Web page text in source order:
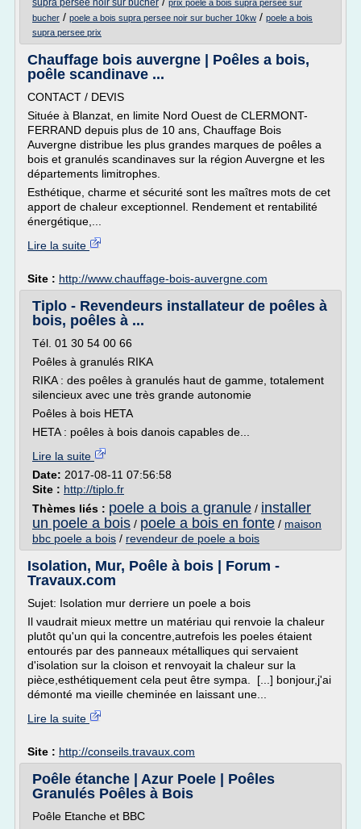
supra persee noir sur bucher
prix poele a bois supra persee sur
bucher / poele a bois supra persee noir sur bucher 10kw / poele a bois
supra persee prix
Chauffage bois auvergne | Poêles a bois,
poêle scandinave ...
CONTACT / DEVIS
Située à Blanzat, en limite Nord Ouest de CLERMONT-
FERRAND depuis plus de 10 ans, Chauffage Bois
Auvergne distribue les plus grandes marques de poêles a
bois et granulés scandinaves sur la région Auvergne et les
départements limitrophes.
Esthétique, charme et sécurité sont les maîtres mots de cet
apport de chaleur exceptionnel. Rendement et rentabilité
énergétique,...
Lire la suite
Site : http://www.chauffage-bois-auvergne.com
Tiplo - Revendeurs installateur de poêles à
bois, poêles à ...
Tél. 01 30 54 00 66
Poêles à granulés RIKA
RIKA : des poêles à granulés haut de gamme, totalement
silencieux avec une très grande autonomie
Poêles à bois HETA
HETA : poêles à bois danois capables de...
Lire la suite
Date: 2017-08-11 07:56:58
Site : http://tiplo.fr
Thèmes liés : poele a bois a granule / installer
un poele a bois / poele a bois en fonte / maison
bbc poele a bois / revendeur de poele a bois
Isolation, Mur, Poêle à bois | Forum -
Travaux.com
Sujet: Isolation mur derriere un poele a bois
Il vaudrait mieux mettre un matériau qui renvoie la chaleur
plutôt qu'un qui la concentre,autrefois les poeles étaient
entourés par des panneaux métalliques qui servaient
d'isolation sur la cloison et renvoyait la chaleur sur la
pièce,esthétiquement cela peut être sympa. [...] bonjour,j'ai
démonté ma vieille cheminée en laissant une...
Lire la suite
Site : http://conseils.travaux.com
Poêle étanche | Azur Poele | Poêles
Granulés Poêles à Bois
Poêle Etanche et BBC